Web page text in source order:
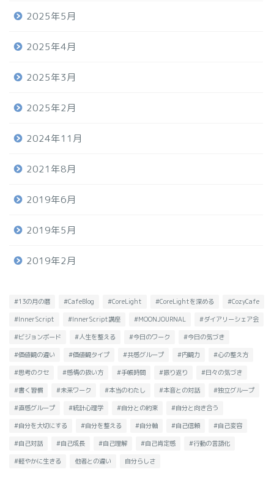
2025年5月
2025年4月
2025年3月
2025年2月
2024年11月
2021年8月
2019年6月
2019年5月
2019年2月
#13の月の暦 #CafeBlog #CoreLight #CoreLightを深める #CozyCafe
#InnerScript #InnerScript講座 #MOONJOURNAL #ダイアリーシェア会
#ビジョンボード #人生を整える #今日のワーク #今日の気づき
#価値観の違い #価値観タイプ #共感グループ #内観力 #心の整え方
#思考のクセ #感情の扱い方 #手帳時間 #振り返り #日々の気づき
#書く習慣 #未来ワーク #本当のわたし #本音との対話 #独立グループ
#直感グループ #統計心理学 #自分との約束 #自分と向き合う
#自分を大切にする #自分を整える #自分軸 #自己信頼 #自己変容
#自己対話 #自己成長 #自己理解 #自己肯定感 #行動の言語化
#軽やかに生きる 他者との違い 自分らしさ